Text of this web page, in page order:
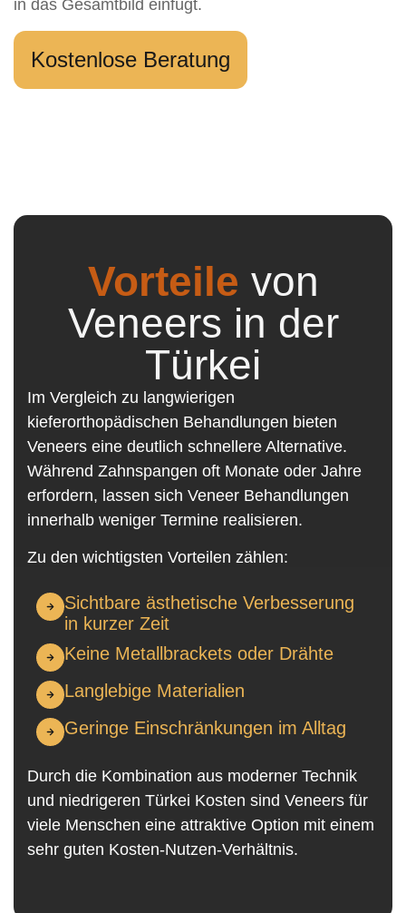
in das Gesamtbild einfügt.
Kostenlose Beratung
Vorteile von
Veneers in der
Türkei
Im Vergleich zu langwierigen
kieferorthopädischen Behandlungen bieten
Veneers eine deutlich schnellere Alternative.
Während Zahnspangen oft Monate oder Jahre
erfordern, lassen sich Veneer Behandlungen
innerhalb weniger Termine realisieren.
Zu den wichtigsten Vorteilen zählen:
Sichtbare ästhetische Verbesserung
in kurzer Zeit
Keine Metallbrackets oder Drähte
Langlebige Materialien
Geringe Einschränkungen im Alltag
Durch die Kombination aus moderner Technik
und niedrigeren Türkei Kosten sind Veneers für
viele Menschen eine attraktive Option mit einem
sehr guten Kosten-Nutzen-Verhältnis.